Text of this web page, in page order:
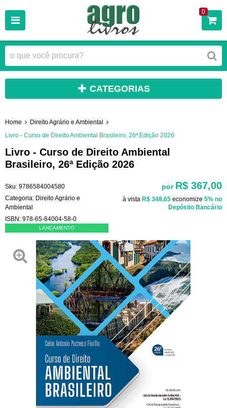
0
CATEGORIAS
Home
Direito Agrário e Ambiental
Livro - Curso de Direito Ambiental Brasileiro, 26ª Edição 2026
Livro - Curso de Direito Ambiental
Brasileiro, 26ª Edição 2026
Sku: 9786584004580
Categoria: Direito Agrário e
Ambiental
ISBN: 978-65-84004-58-0
LANÇAMENTO
por R$ 367,00
à vista R$ 348,65 economize 5% no
Depósito Bancário